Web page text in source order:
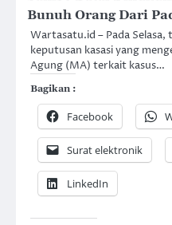
Bunuh Orang Dari
Wartasatu.id – Pada
keputusan kasasi yang
Agung (MA) terkait kasus…
Bagikan :
Facebook
Surat elektronik
LinkedIn